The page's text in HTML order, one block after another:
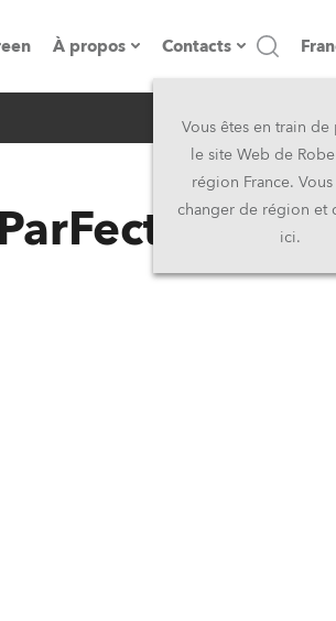
presse
À propos
Présentation de l'entreprise
Fabriqué en Europe
Propriétaires
Contacts
Siège Social
Siège Social &
Vous êtes en train
le site Web de
région France.
changer de région et
ici.
150 /